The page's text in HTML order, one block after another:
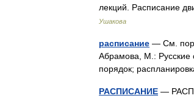
лекций. Расписание
Ушакова
расписание — См.
Абрамова, М.: Русские
порядок;
РАСПИСАНИЕ —